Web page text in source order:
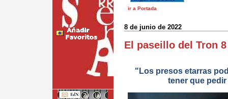
ir a Portada
8 de junio de 2022
El paseillo del Tron
"Los presos etarras
tener que